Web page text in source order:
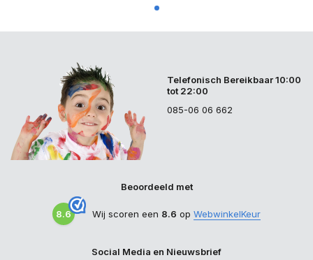
Telefonisch Bereikbaar 10:00
tot 22:00
085-06 06 662
Beoordeeld met
8.6 Wij scoren een 8.6 op WebwinkelKeur
Social Media en Nieuwsbrief